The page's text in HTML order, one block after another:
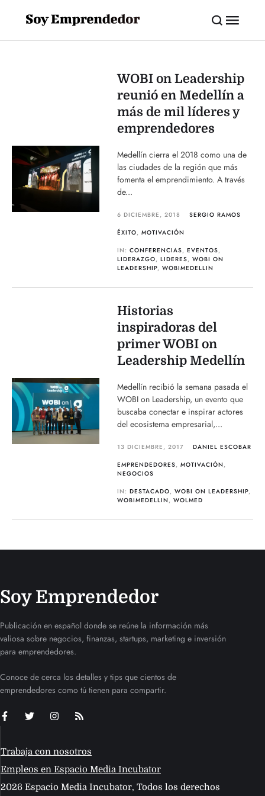
WOBI on Leadership
reunió en Medellín a
más de mil líderes y
emprendedores
Medellín cierra el 2018 como una de
las ciudades de la región que más
fomenta el emprendimiento. A través
de...
6 DICIEMBRE, 2018
SERGIO RAMOS
ÉXITO,MOTIVACIÓN
IN:CONFERENCIAS,EVENTOS,
LIDERAZGO,LIDERES,WOBI ON
LEADERSHIP,WOBIMEDELLIN
Historias
inspiradoras del
primer WOBI on
Leadership Medellín
Medellín recibió la semana pasada el
WOBI on Leadership, un evento que
buscaba conectar e inspirar actores
del ecosistema empresarial,...
13 DICIEMBRE, 2017
DANIEL ESCOBAR
EMPRENDEDORES,MOTIVACIÓN ,
NEGOCIOS
IN:DESTACADO,WOBI ON LEADERSHIP,
WOBIMEDELLIN ,WOLMED
Soy Emprendedor
Publicación en español donde se reúne la información más
valiosa sobre negocios, finanzas, startups, marketing e inversión
para emprendedores.
Conoce de cerca los detalles y tips que cientos de
emprendedores como tú tienen para compartir.
Trabaja con nosotros
Empleos en Espacio Media Incubator
2026 Espacio Media Incubator, Todos los derechos